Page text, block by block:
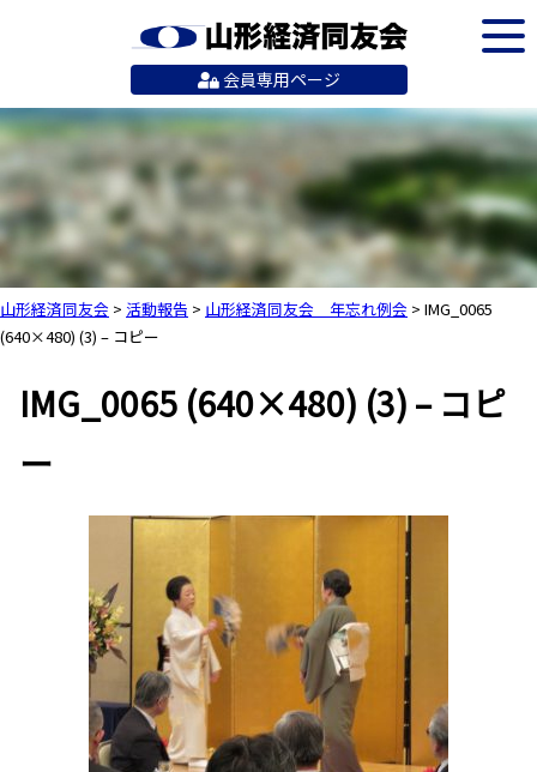
会員専用ページ
山形経済同友会 > 活動報告 > 山形経済同友会 年忘れ例会 > IMG_0065
(640×480) (3) – コピー
IMG_0065 (640×480) (3) – コピ
ー